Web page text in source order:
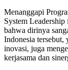
Menanggapi
System
bahwa dirinya
Indonesia tersebut,
inovasi, juga
kerjasama dan